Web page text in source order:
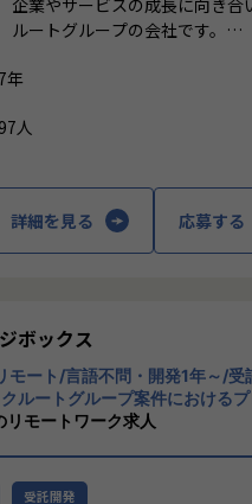
や設計内容に沿った開発
例
システム（データレイク等）
だけではなくプロダクト運営主
に関わることで、長い期間使わ
を開発できるスキルを獲得で
エンジニアと共に業務すること
休憩時間： 60分
ルートグループの会社です。
ングなどを通じて、お客様のビ
私たちはこの言葉を企業の
す。
とらえること。
期待を大きく超える新たな価値
すこと。皆さまがサービスの成
きに、
真っ先にニジボックスを思い浮
けることを目指しています。
年
人
詳細を見る 応募する
ボックス
モート/言語不問・開発1年～/
ルートグループ案件における
リモートワーク求人
受託開発